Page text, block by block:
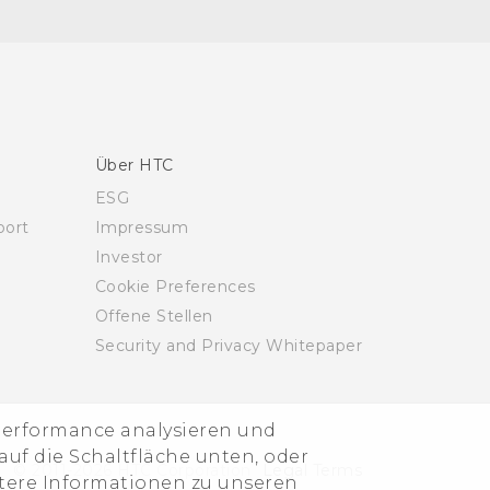
analysieren und
die Schaltfläche unten, oder
Informationen zu unseren
Über HTC
ESG
Impressum
Investor
Cookie Preferences
Offene Stellen
Security and Privacy Whitepaper
© 2011-2026 HTC Corporation